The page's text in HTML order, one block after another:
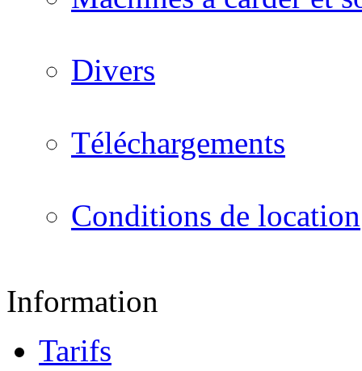
Divers
Téléchargements
Conditions de location
Information
Tarifs